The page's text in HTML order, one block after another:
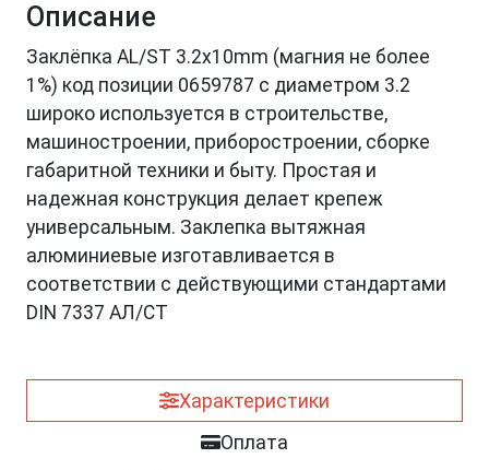
Описание
Заклёпка AL/ST 3.2x10mm (магния не более
1%) код позиции 0659787 с диаметром 3.2
широко используется в строительстве,
машиностроении, приборостроении, сборке
габаритной техники и быту. Простая и
надежная конструкция делает крепеж
универсальным. Заклепка вытяжная
алюминиевые изготавливается в
соответствии с действующими стандартами
DIN 7337 АЛ/СТ
Характеристики
Оплата